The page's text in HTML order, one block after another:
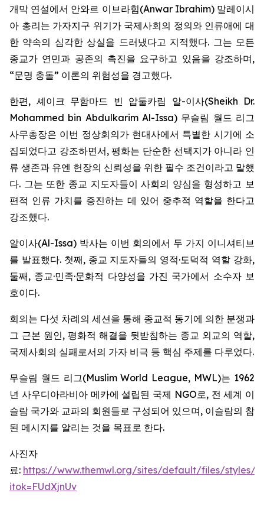
개막 연설에서 안와르 이브라힘(Anwar Ibrahim) 말레이시
아 총리는 가자지구 위기가 국제사회의 정의와 인류애에 대
한 약속의 심각한 상실을 드러냈다고 지적했다. 그는 모든
종교가 연민과 공존의 촉진을 요구하고 있음을 강조하며,
“문명 충돌” 이론의 위험성을 경고했다.
한편, 셰이크 무함마드 빈 압둘카림 알-이사(Sheikh Dr.
Mohammed bin Abdulkarim Al-Issa) 무슬림 월드 리그
사무총장은 이번 정상회의가 현대사에서 특별한 시기에 소
집되었다고 강조하면서, 평화는 단순한 선택지가 아니라 인
류 생존과 유엔 헌장의 신뢰성을 위한 필수 조건이라고 말했
다. 그는 또한 종교 지도자들이 사회의 양심을 형성하고 보
편적 인류 가치를 증진하는 데 있어 중추적 역할을 한다고
강조했다.
알이사(Al-Issa) 박사는 이번 회의에서 두 가지 이니셔티브
를 발표했다. 첫째, 종교 지도자들의 영적·도덕적 역할 강화,
둘째, 종교·민족·문화적 다양성을 가진 국가에서 소수자 보
호이다.
회의는 다섯 차례의 세션을 통해 종교적 동기에 의한 분쟁과
그 근본 원인, 평화적 해결을 뒷받침하는 종교 외교의 역할,
국제사회의 실패로서의 가자 비극 등 핵심 주제를 다루었다.
무슬림 월드 리그(Muslim World League, MWL)는 1962
년 사우디아라비아 메카에 설립된 국제 NGO로, 전 세계 이
슬람 국가와 교파의 회원들로 구성되어 있으며, 이슬람의 참
된 메시지를 알리는 것을 목표로 한다.
사진자
료: https://www.themwl.org/sites/default/files/styles/
itok=FUdXjnUv